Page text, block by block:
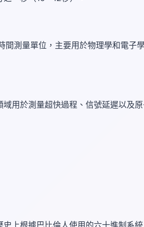
間測量單位，主要用於物理學和電子
用於測量超快過程、信號延遲以及